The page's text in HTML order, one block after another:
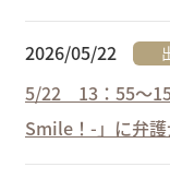
2026/05/22
5/22 13：55～15
Smile！-」に弁護